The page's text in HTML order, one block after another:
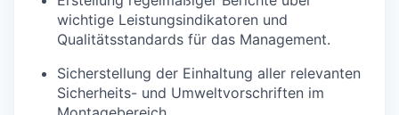
wichtige Leistungsindikatoren und
Qualitätsstandards für das Management.
Sicherstellung der Einhaltung aller relevanten
Sicherheits- und Umweltvorschriften im